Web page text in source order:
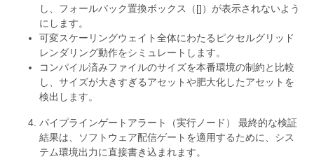
し、フォールバック置換ボックス（[]）が表示されないよう
にします。
可変スケーリングウェイト全体にわたるピクセルグリッド
レンダリング動作をシミュレートします。
コンパイル済みファイルのサイズを本番環境の制約と比較
し、サイズが大きすぎるアセットや肥大化したアセットを
検出します。
パイプラインゲートアラート（実行ノード） 最終的な検証
結果は、ソフトウェア配信ゲートを適用するために、シス
テム環境出力に直接書き込まれます。